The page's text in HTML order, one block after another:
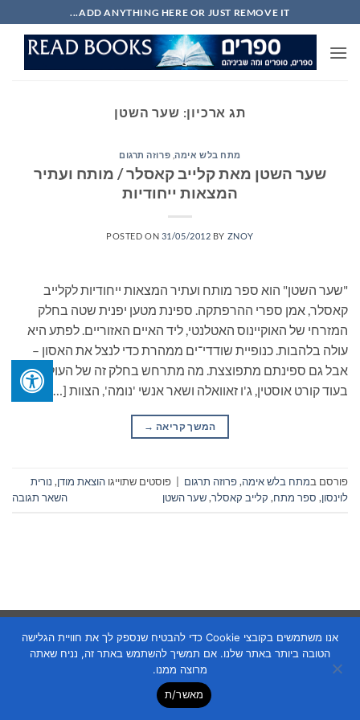
to
content
ADD ANYTHING HERE OR JUST REMOVE IT...
תג ארכיון: שער השטן
מתח בלש אימה, פרוזה תרגום
שער השטן מאת קלייב קאסלר / מותח ועתיר
המצאות ייחודיות
POSTED ON 31/05/2012 BY ZNOY
"שער השטן" הוא ספר מותח ועתיר המצאות ייחודיות לקלייב
קאסלר, אמן ספרי ההרפתקה. ספינת מטען יפנית שטה בחלק
המזרחי של האוקיינוס האטלנטי, ליד האיים האזוריים. לפתע היא
עולה בלהבות. כנופיית שודדי־ים ממהרת כדי לנצל את האסון –
אבל גם ספינתם מתפוצצת. מה מתרחש בחלק זה של העולם?!
בעוד קורט אוסטין, ג'ו זאוואלה ושאר אנשי 'נומה', הצוות […]
המשך קריאה →
פורסם במתח בלש אימה,פרוזה תרגום פוסטים שתוייגו הוצאת מודן, נורית
לוינסון, ספר מתח, קלייב קאסלר,שער השטן השאר תגובה
אנו משתמשים בקובצי Cookie כדי להבטיח שנספק לך את חוויית הגלישה
הטובה ביותר באתר שלנו. אם תמשיך להשתמש באתר זה, נניח שאתה
מרוצה ממנו.
מאשר/ת